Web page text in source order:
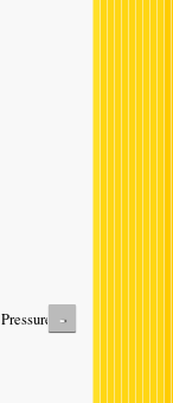
Pressure -